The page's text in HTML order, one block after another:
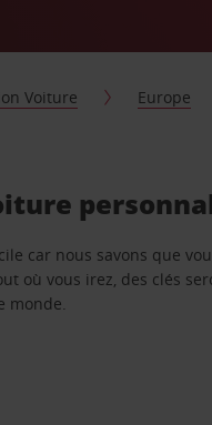
Voiture Europe
car nous savons que
où vous irez, des clés
monde.